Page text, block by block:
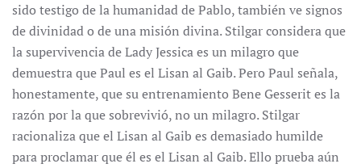
sido testigo de la humanidad de Pablo, también ve signos
de divinidad o de una misión divina. Stilgar considera que
la supervivencia de Lady Jessica es un milagro que
demuestra que Paul es el Lisan al Gaib. Pero Paul señala,
honestamente, que su entrenamiento Bene Gesserit es la
razón por la que sobrevivió, no un milagro. Stilgar
racionaliza que el Lisan al Gaib es demasiado humilde
para proclamar que él es el Lisan al Gaib. Ello prueba aún